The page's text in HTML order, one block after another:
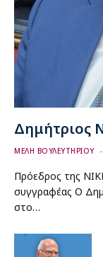
Δημήτριος
ΜΕΛΗ ΒΟΥΛΕΥΤΗΡΙΟΥ
Πρόεδρος της
συγγραφέας Ο
στο…